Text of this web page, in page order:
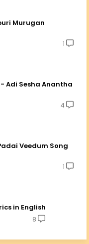
Murugan
1
- Adi Sesha Anantha
4
Veedum Song
1
in English
8